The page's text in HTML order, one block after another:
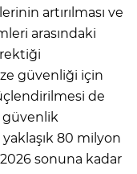
artırılması ve
arasındaki
güvenliği için
de
güvenlik
80 milyon
sonuna kadar